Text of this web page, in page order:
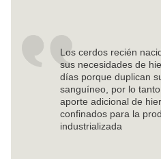
Los cerdos recién
sus necesidades de
días porque duplican
sanguíneo, por lo
aporte adicional de
confinados para la
industrializada